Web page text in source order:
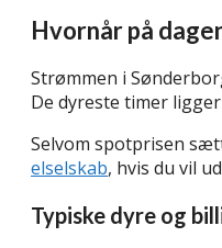
Hvornår på
Strømmen i
De dyreste timer
Selvom spotprisen
elselskab, hvis du vil
Typiske dyre og